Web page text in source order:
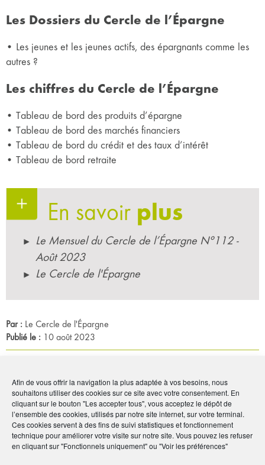
Afin de vous offrir la navigation la plus adaptée à vos besoins, nous
souhaitons utiliser des cookies sur ce site avec votre consentement. En
cliquant sur le bouton "Les accepter tous", vous acceptez le dépôt de
l’ensemble des cookies, utilisés par notre site internet, sur votre terminal.
Ces cookies servent à des fins de suivi statistiques et fonctionnement
technique pour améliorer votre visite sur notre site. Vous pouvez les refuser
en cliquant sur "Fonctionnels uniquement" ou "Voir les préférences"
Les Dossiers du Cercle de l’Épargne
• Les jeunes et les jeunes actifs, des épargnants comme les
autres ?
Les chiffres du Cercle de l’Épargne
• Tableau de bord des produits d’épargne
• Tableau de bord des marchés financiers
• Tableau de bord du crédit et des taux d’intérêt
• Tableau de bord retraite
En savoir plus
Le Mensuel du Cercle de l’Épargne N°112 -
Août 2023
Le Cercle de l'Épargne
Par : Le Cercle de l'Épargne
Publié le : 10 août 2023
Imprimer
Partager